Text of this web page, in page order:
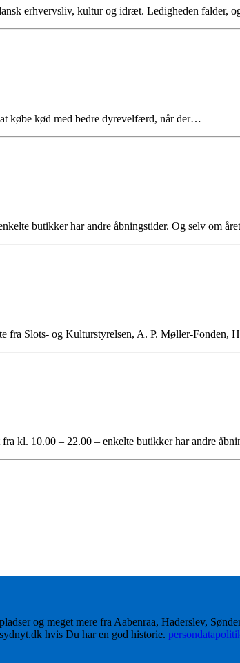
erhvervsliv, kultur og idræt. Ledigheden falder,
købe kød med bedre dyrevelfærd, når der…
butikker har andre åbningstider. Og selv om
fra Slots- og Kulturstyrelsen, A. P. Møller-Fonden,
kl. 10.00 – 22.00 – enkelte butikker har andre
og meget mere fra Aabenraa, Haderslev,
hvis Du har en god historie.